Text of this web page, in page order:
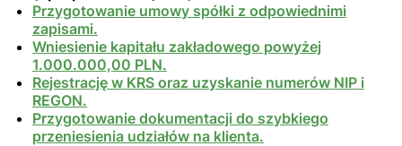
Przygotowanie umowy spółki z odpowiednimi
zapisami.
Wniesienie kapitału zakładowego powyżej
1.000.000,00 PLN.
Rejestrację w KRS oraz uzyskanie numerów NIP i
REGON.
Przygotowanie dokumentacji do szybkiego
przeniesienia udziałów na klienta.